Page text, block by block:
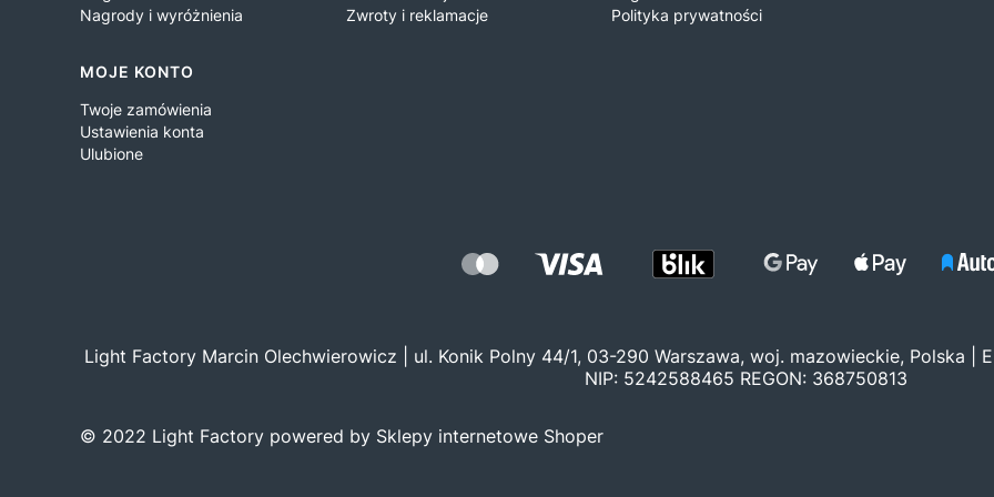
Nagrody i wyróżnienia
Zwroty i reklamacje
Polityka prywatności
MOJE KONTO
Twoje zamówienia
Ustawienia konta
Ulubione
Light Factory Marcin Olechwierowicz | ul. Konik Polny 44/1, 03-290 Warszawa, woj. mazowieckie, Polska |
NIP: 5242588465 REGON: 368750813
© 2022 Light Factory powered by Sklepy internetowe Shoper